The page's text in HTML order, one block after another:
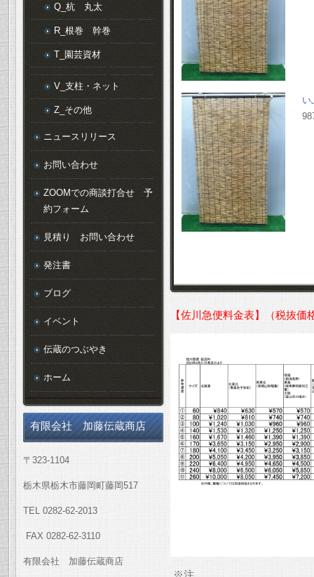
い
【佐川急便料金表】（税抜価
※注
Q_杭 丸太
R_根巻 幹巻
T_園芸資材
V_支柱・ネット
Z_その他
ニュースリリース
お問い合わせ
ZOOMでの商談打合せ 予
約フォーム
見積り お問い合わせ
発注書
ブログ
イベント
伝蔵のつぶやき
ホーム
有限会社 加藤伝蔵商店
〒323-1104
栃木県栃木市藤岡町藤岡517
TEL 0282-62-2013
FAX 0282-62-3110
有限会社 加藤伝蔵商店